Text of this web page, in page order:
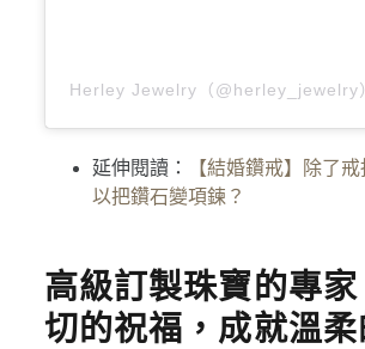
Herley Jewelry（@herley_jewelry
延伸閱讀：
【結婚鑽戒】除了
以把鑽石變項鍊？
高級訂製珠寶的專
切的祝福，成就溫